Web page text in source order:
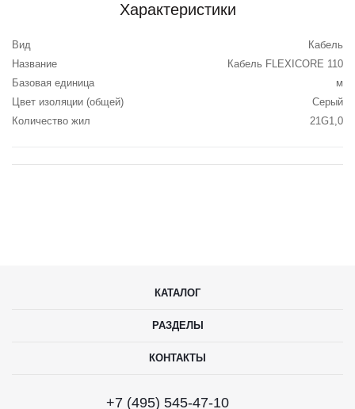
Характеристики
Вид
Кабель
Название
Кабель FLEXICORE 110
Базовая единица
м
Цвет изоляции (общей)
Серый
Количество жил
21G1,0
КАТАЛОГ
РАЗДЕЛЫ
КОНТАКТЫ
+7 (495) 545-47-10